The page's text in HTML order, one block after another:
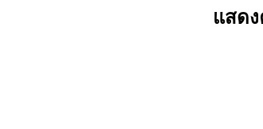
แสด